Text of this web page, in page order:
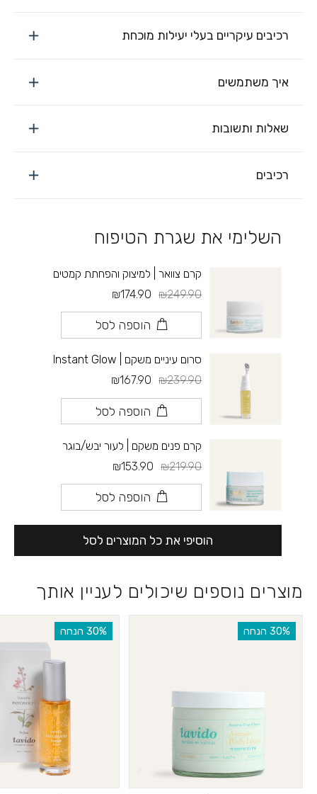
רכיבים עיקריים בעלי יעילות מוכחת
איך משתמשים
שאלות ותשובות
רכיבים
השלימי את שגרת הטיפוח
קרם צוואר | למיצוק והפחתת קמטים
₪249.90
₪174.90
הוספה לסל
סרום עיניים משקם | Instant Glow
₪239.90
₪167.90
הוספה לסל
קרם פנים משקם | לעור יבש/בוגר
₪219.90
₪153.90
הוספה לסל
הוסיפי את כל המוצרים לסל
מוצרים נוספים שיכולים לעניין אותך
‫30% הנחה ‫30% הנחה